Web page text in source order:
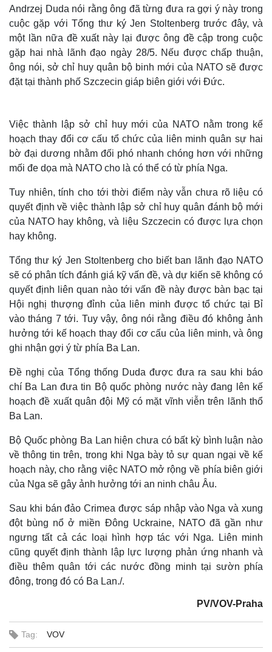
Thế giới
Quan sát
Cuộc sống đó đây
Hồ sơ
Multimedia
Video
Ảnh
E-Magazine
Andrzej Duda nói rằng ông đã từng đưa ra gợi ý này trong
cuộc gặp với Tổng thư ký Jen Stoltenberg trước đây, và
một lần nữa đề xuất này lại được ông đề cập trong cuộc
gặp hai nhà lãnh đạo ngày 28/5. Nếu được chấp thuận,
ông nói, sở chỉ huy quân bộ binh mới của NATO sẽ được
đặt tại thành phố Szczecin giáp biên giới với Đức.
Việc thành lập sở chỉ huy mới của NATO nằm trong kế
hoạch thay đổi cơ cấu tổ chức của liên minh quân sự hai
bờ đại dương nhằm đối phó nhanh chóng hơn với những
mối đe dọa mà NATO cho là có thể có từ phía Nga.
Tuy nhiên, tính cho tới thời điểm này vẫn chưa rõ liệu có
quyết định về việc thành lập sở chỉ huy quân đánh bộ mới
của NATO hay không, và liệu Szczecin có được lựa chọn
hay không.
Tổng thư ký Jen Stoltenberg cho biết ban lãnh đạo NATO
sẽ có phân tích đánh giá kỹ vấn đề, và dự kiến sẽ không có
quyết định liên quan nào tới vấn đề này được bàn bạc tại
Hội nghị thượng đỉnh của liên minh được tổ chức tại Bỉ
vào tháng 7 tới. Tuy vậy, ông nói rằng điều đó không ảnh
hưởng tới kế hoạch thay đổi cơ cấu của liên minh, và ông
ghi nhận gợi ý từ phía Ba Lan.
Đề nghị của Tổng thống Duda được đưa ra sau khi báo
chí Ba Lan đưa tin Bộ quốc phòng nước này đang lên kế
hoạch đề xuất quân đội Mỹ có mặt vĩnh viễn trên lãnh thổ
Ba Lan.
Bộ Quốc phòng Ba Lan hiện chưa có bất kỳ bình luận nào
về thông tin trên, trong khi Nga bày tỏ sự quan ngại về kế
hoạch này, cho rằng việc NATO mở rộng về phía biên giới
của Nga sẽ gây ảnh hưởng tới an ninh châu Âu.
Sau khi bán đảo Crimea được sáp nhập vào Nga và xung
đột bùng nổ ở miền Đông Uckraine, NATO đã gần như
ngưng tất cả các loại hình hợp tác với Nga. Liên minh
cũng quyết định thành lập lực lượng phản ứng nhanh và
điều thêm quân tới các nước đồng minh tại sườn phía
đông, trong đó có Ba Lan./.
PV/VOV-Praha
Tag: VOV